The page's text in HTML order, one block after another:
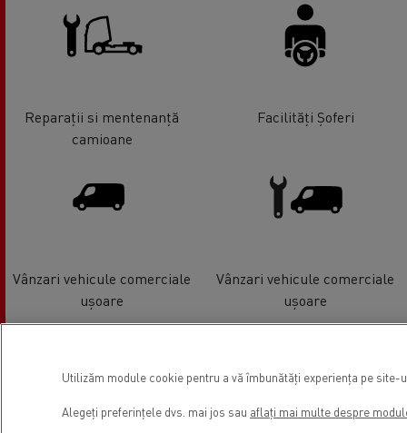
Reparații si mentenanță
camioane
Facilități Șoferi
Vânzari vehicule comerciale
ușoare
Vânzari vehicule comerciale
ușoare
Utilizăm module cookie pentru a vă îmbunătăți experiența pe
Alegeți preferințele dvs. mai jos sau aflați mai multe despre